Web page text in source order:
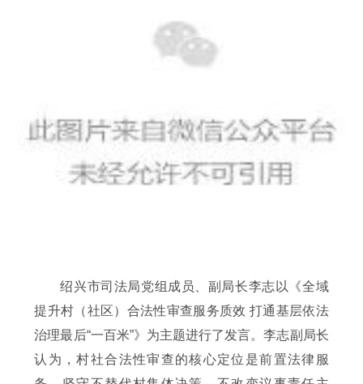
绍兴市司法局党组成员、副局长李志以《全域
提升村（社区）合法性审查服务质效 打通基层依法
治理最后“一百米”》为主题进行了发言。李志副局长
认为，村社合法性审查的核心定位是前置法律服